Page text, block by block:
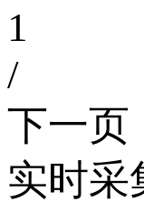
1
/
下一页
实时采